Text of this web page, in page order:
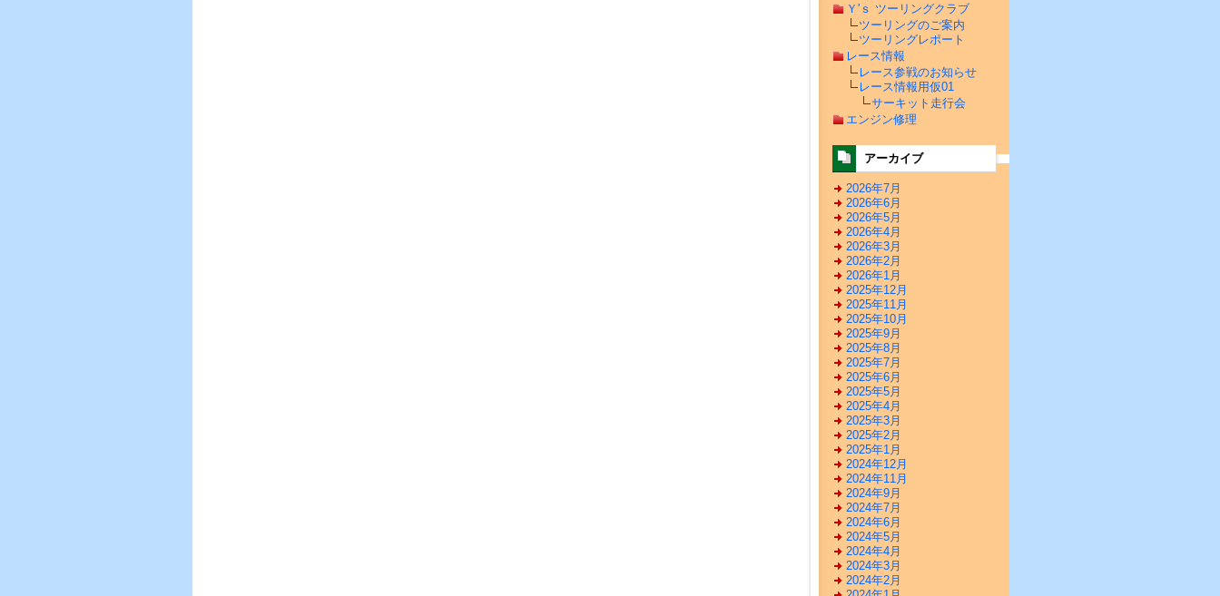
Ｙ'ｓ ツーリングクラブ
ツーリングのご案内
ツーリングレポート
レース情報
レース参戦のお知らせ
レース情報用仮01
サーキット走行会
エンジン修理
アーカイブ
2026年7月
2026年6月
2026年5月
2026年4月
2026年3月
2026年2月
2026年1月
2025年12月
2025年11月
2025年10月
2025年9月
2025年8月
2025年7月
2025年6月
2025年5月
2025年4月
2025年3月
2025年2月
2025年1月
2024年12月
2024年11月
2024年9月
2024年7月
2024年6月
2024年5月
2024年4月
2024年3月
2024年2月